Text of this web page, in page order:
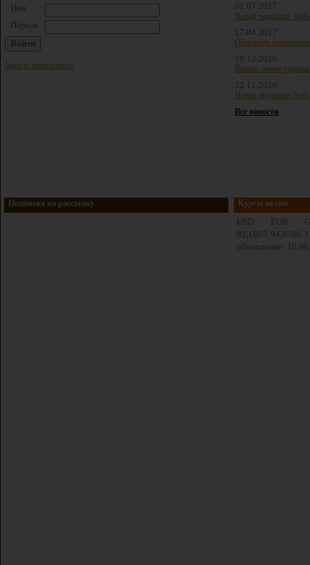
Имя
Пароль
Зарегистрироваться
01.07.2017
Новая редакция
17.04.2017
Обновлен
19.12.2016
Вышла новая
22.11.2016
Новая редакция
Все новости
Подписка на рассылку Курсы валют
USD EUR
82,1665 94,8366
обновление: